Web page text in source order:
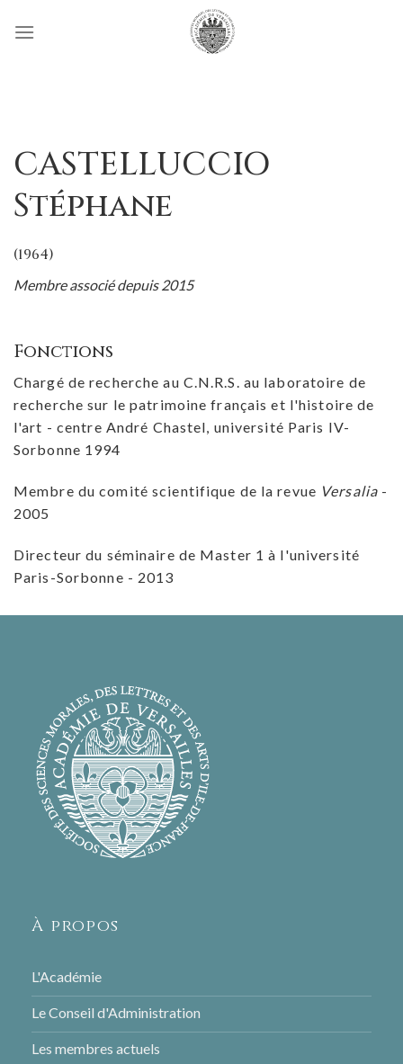
CASTELLUCCIO
Stéphane
(1964)
Membre associé depuis 2015
Fonctions
Chargé de recherche au C.N.R.S. au laboratoire de
recherche sur le patrimoine français et l'histoire de
l'art - centre André Chastel, université Paris IV-
Sorbonne 1994
Membre du comité scientifique de la revue Versalia -
2005
Directeur du séminaire de Master 1 à l'université
Paris-Sorbonne - 2013
À propos
L'Académie
Le Conseil d'Administration
Les membres actuels